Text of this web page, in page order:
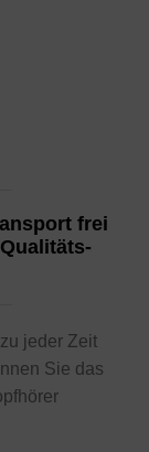
frei
jeder Zeit
Sie das